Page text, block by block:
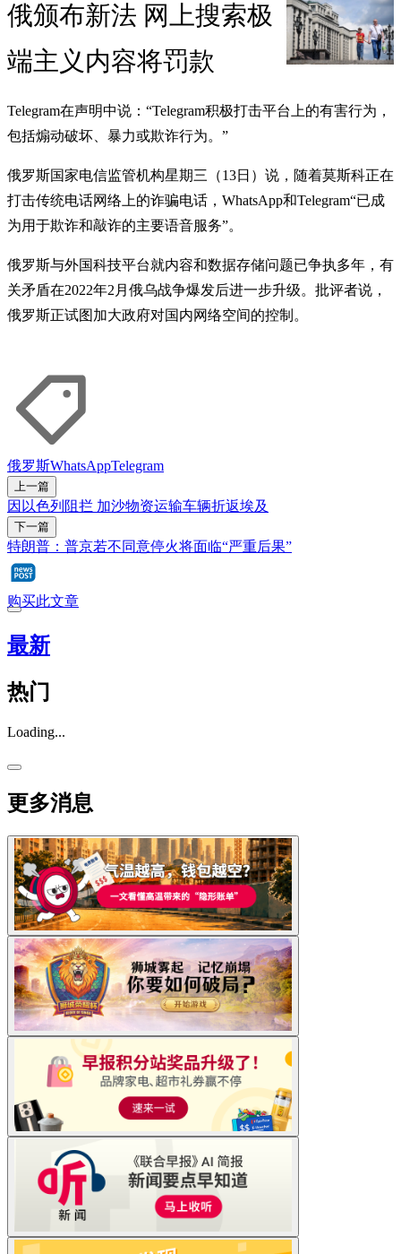
俄颁布新法 网上搜索极
端主义内容将罚款
Telegram在声明中说：“Telegram积极打击平台上的有害行为，
包括煽动破坏、暴力或欺诈行为。”
俄罗斯国家电信监管机构星期三（13日）说，随着莫斯科正在
打击传统电话网络上的诈骗电话，WhatsApp和Telegram“已成
为用于欺诈和敲诈的主要语音服务”。
俄罗斯与外国科技平台就内容和数据存储问题已争执多年，有
关矛盾在2022年2月俄乌战争爆发后进一步升级。批评者说，
俄罗斯正试图加大政府对国内网络空间的控制。
俄罗斯WhatsAppTelegram
上一篇
因以色列阻拦 加沙物资运输车辆折返埃及
下一篇
特朗普：普京若不同意停火将面临“严重后果”
购买此文章
最新
热门
Loading...
更多消息